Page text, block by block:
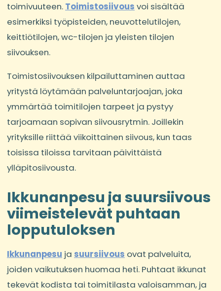
toimivuuteen. Toimistosiivous voi sisältää
esimerkiksi työpisteiden, neuvottelutilojen,
keittiötilojen, wc-tilojen ja yleisten tilojen
siivouksen.
Toimistosiivouksen kilpailuttaminen auttaa
yritystä löytämään palveluntarjoajan, joka
ymmärtää toimitilojen tarpeet ja pystyy
tarjoamaan sopivan siivousrytmin. Joillekin
yrityksille riittää viikoittainen siivous, kun taas
toisissa tiloissa tarvitaan päivittäistä
ylläpitosiivousta.
Ikkunanpesu ja suursiivous
viimeistelevät puhtaan
lopputuloksen
Ikkunanpesu ja suursiivous ovat palveluita,
joiden vaikutuksen huomaa heti. Puhtaat ikkunat
tekevät kodista tai toimitilasta valoisamman, ja